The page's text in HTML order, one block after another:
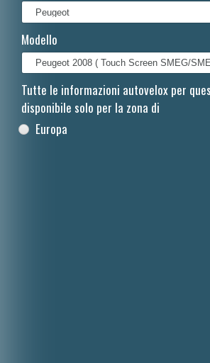
Deutsch
Polski
Dansk
Modello
Tutte le informazioni autovelox per
disponibile solo per la zona di
Europa